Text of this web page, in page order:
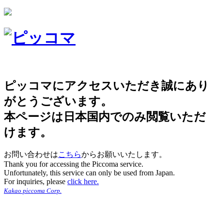
ピッコマにアクセスいただき誠にあり
がとうございます。
本ページは日本国内でのみ閲覧いただ
けます。
お問い合わせはこちらからお願いいたします。
Thank you for accessing the Piccoma service.
Unfortunately, this service can only be used from Japan.
For inquiries, please click here.
Kakao piccoma Corp.